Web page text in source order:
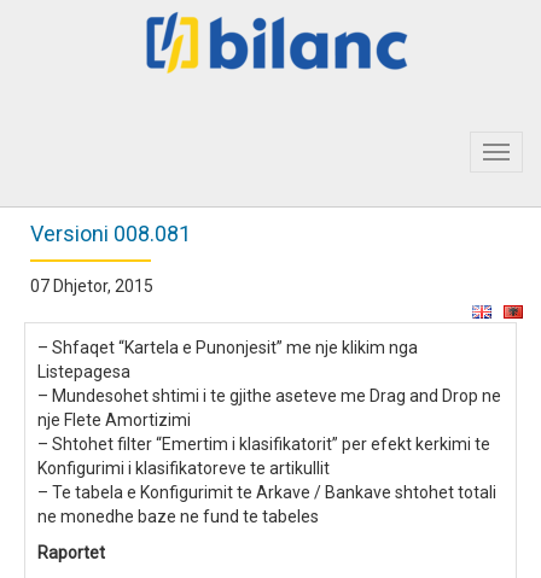
Versioni 008.081
07 Dhjetor, 2015
– Shfaqet “Kartela e Punonjesit” me nje klikim nga
Listepagesa
– Mundesohet shtimi i te gjithe aseteve me Drag and Drop ne
nje Flete Amortizimi
– Shtohet filter “Emertim i klasifikatorit” per efekt kerkimi te
Konfigurimi i klasifikatoreve te artikullit
– Te tabela e Konfigurimit te Arkave / Bankave shtohet totali
ne monedhe baze ne fund te tabeles
Raportet